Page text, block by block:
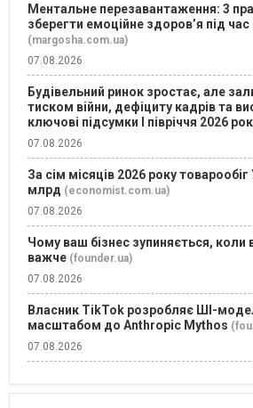
Ментальне перезавантаження: 3
зберегти емоційне здоров’я під час
(margosha.com.ua)
07.08.2026
Будівельний ринок зростає, але
тиском війни, дефіциту кадрів та
ключові підсумки І півріччя 2026
07.08.2026
За сім місяців 2026 року
млрд (economist.com.ua)
07.08.2026
Чому ваш бізнес зупиняється,
важче (founder.ua)
07.08.2026
Власник TikTok розробляє ШІ-
масштабом до Anthropic Mythos
07.08.2026